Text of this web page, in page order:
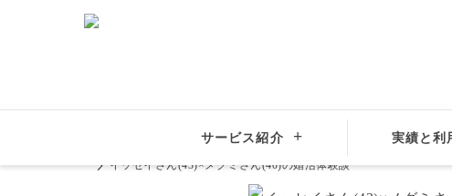
サービス紹介 実績と利
全国の結婚相談所 神奈川県
イッセイさん(43)×メグミさん(40)の婚活体験談